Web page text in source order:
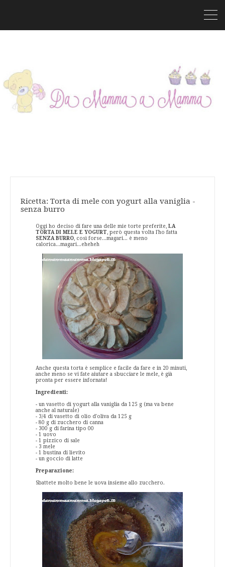
Ricetta: Torta di mele con yogurt alla vaniglia -
senza burro
Oggi ho deciso di fare una delle mie torte preferite, LA
TORTA DI MELE E YOGURT , però questa volta l'ho fatta
SENZA BURRO , così forse...magari... è meno
calorica...magari...eheheh
Anche questa torta è semplice e facile da fare e in 20 minuti,
anche meno se vi fate aiutare a sbucciare le mele, è già
pronta per essere infornata!
Ingredienti:
- un vasetto di yogurt alla vaniglia da 125 g (ma va bene
anche al naturale)
- 3/4 di vasetto di olio d'oliva da 125 g
- 80 g di zucchero di canna
- 300 g di farina tipo 00
- 1 uovo
- 1 pizzico di sale
- 3 mele
- 1 bustina di lievito
- un goccio di latte
Preparazione:
Sbattete molto bene le uova insieme allo zucchero.